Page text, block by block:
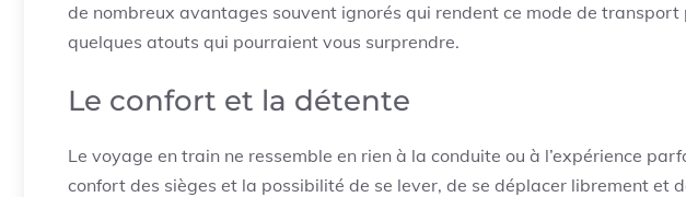
de nombreux avantages souvent ignorés qui rendent ce mode de
quelques atouts qui pourraient vous surprendre.
Le confort et la détente
Le voyage en train ne ressemble en rien à la conduite ou à l’expérience
confort des sièges et la possibilité de se lever, de se déplacer librement et